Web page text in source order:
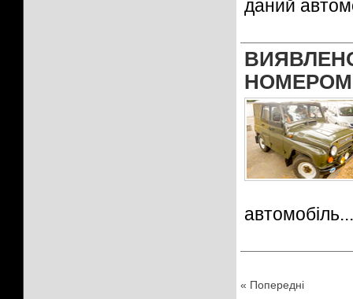
даний
НОМЕРОМ
автомобіль.
« Попередні